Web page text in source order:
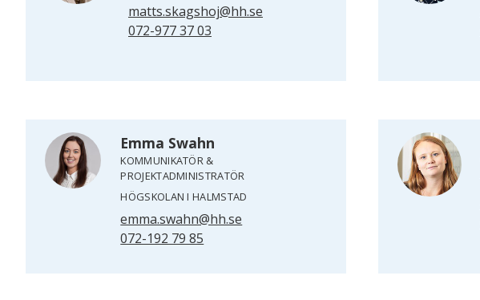
matts.skagshoj@hh.se
072-977 37 03
Emma Swahn
KOMMUNIKATÖR &
PROJEKTADMINISTRATÖR
HÖGSKOLAN I HALMSTAD
emma.swahn@hh.se
072-192 79 85